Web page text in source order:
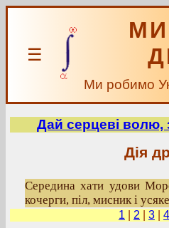
☰
Ми робимо
Дай серцеві волю,
Дія
Середина хати удови
кочерги, піл, мисник і
1 2 3 4